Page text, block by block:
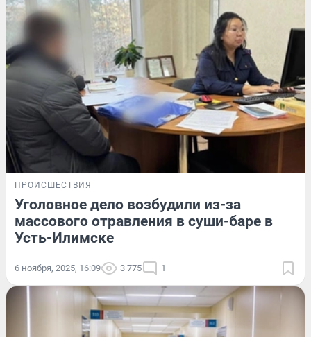
ПРОИСШЕСТВИЯ
Уголовное дело возбудили из-за
массового отравления в суши-баре в
Усть-Илимске
6 ноября, 2025, 16:09 3 775 1